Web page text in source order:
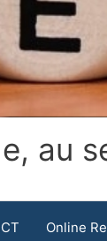
au
Online